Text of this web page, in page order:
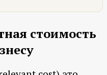
стоимость